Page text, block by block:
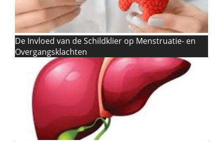
De Invloed van de Schildklier op Menstruatie- en
Overgangsklachten